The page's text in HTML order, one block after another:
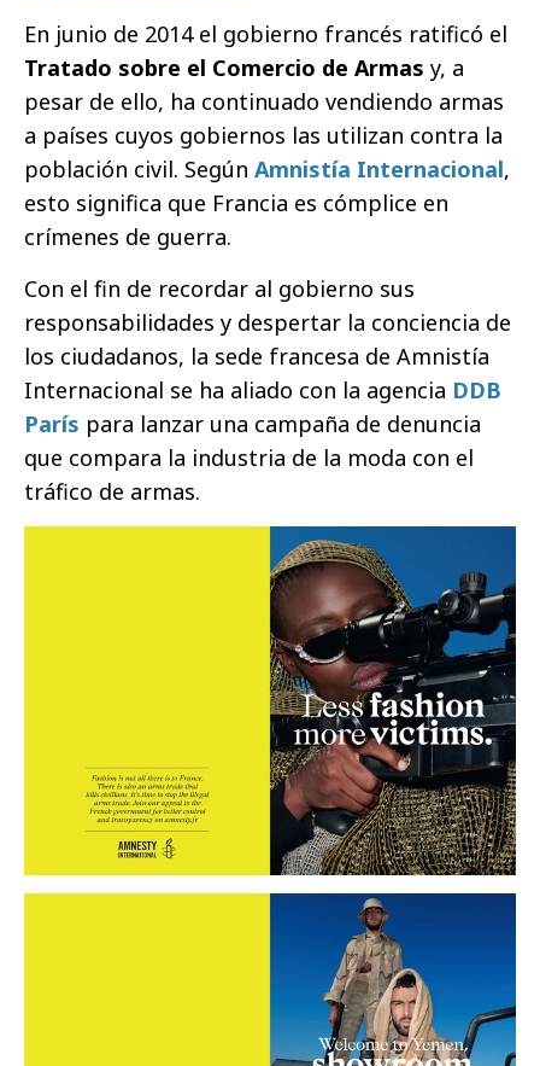
En junio de 2014 el gobierno francés ratificó el
Tratado sobre el Comercio de Armas y, a
pesar de ello, ha continuado vendiendo armas
a países cuyos gobiernos las utilizan contra la
población civil. Según Amnistía Internacional,
esto significa que Francia es cómplice en
crímenes de guerra.
Con el fin de recordar al gobierno sus
responsabilidades y despertar la conciencia de
los ciudadanos, la sede francesa de Amnistía
Internacional se ha aliado con la agencia DDB
París para lanzar una campaña de denuncia
que compara la industria de la moda con el
tráfico de armas.